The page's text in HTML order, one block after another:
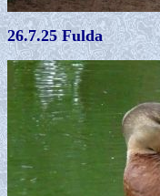
26.7.25 Fulda